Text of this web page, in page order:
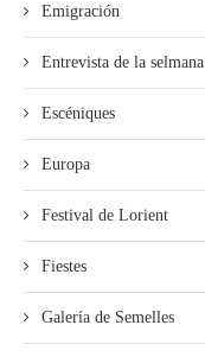
Emigración
Entrevista de la selmana
Escéniques
Europa
Festival de Lorient
Fiestes
Galería de Semelles